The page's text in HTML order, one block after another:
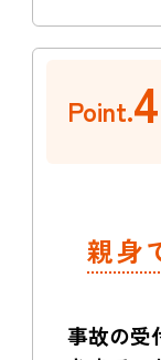
Point.4
親身
事故の受